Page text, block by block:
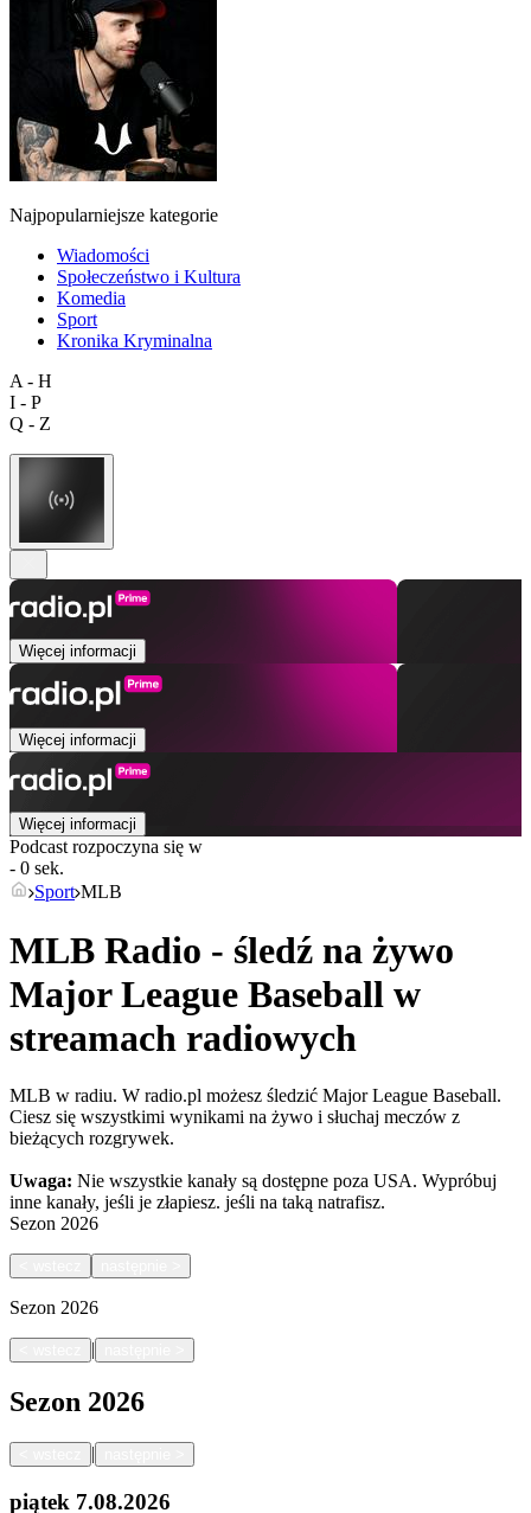
Najpopularniejsze kategorie
Wiadomości
Społeczeństwo i Kultura
Komedia
Sport
Kronika Kryminalna
A - H
I - P
Q - Z
Więcej informacji
Więcej informacji
Więcej informacji
Podcast rozpoczyna się w
- 0 sek.
Sport MLB
MLB Radio - śledź na żywo
Major League Baseball w
streamach radiowych
MLB w radiu. W radio.pl możesz śledzić Major League Baseball.
Ciesz się wszystkimi wynikami na żywo i słuchaj meczów z
bieżących rozgrywek.
Uwaga: Nie wszystkie kanały są dostępne poza USA. Wypróbuj
inne kanały, jeśli je złapiesz. jeśli na taką natrafisz.
Sezon 2026
Sezon 2026
|
Sezon 2026
|
piątek 7.08.2026